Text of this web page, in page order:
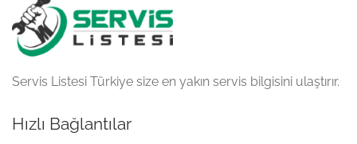
Servis Listesi Türkiye size en yakın servis bilgisini ulaştırır.
Hızlı Bağlantılar